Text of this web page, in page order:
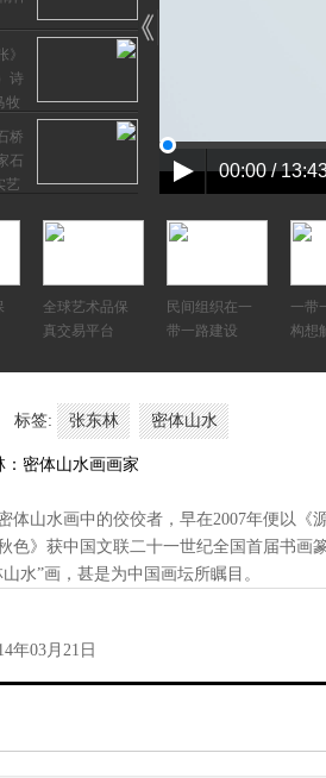
诗
...
桥
石
...
宜
生
术
00:00 /
全球艺术品保
真交易平台
民间组织在一
带一路建设
一带
构想
师界弘 牛惠民
标签: 张东林 密体山水
：密体山水画画家
体山水画中的佼佼者，早在2007年便以《
色》获中国文联二十一世纪全国首届书画
水”画，甚是为中国画坛所瞩目。
年03月21日